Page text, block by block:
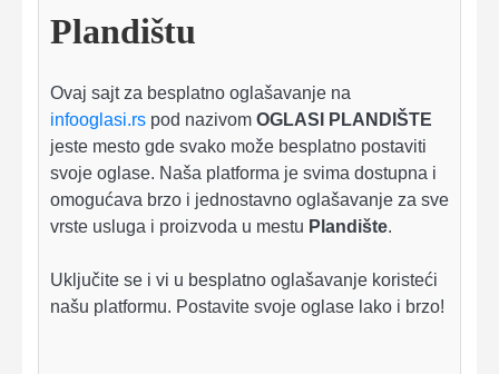
Plandištu
Ovaj sajt za besplatno oglašavanje na
infooglasi.rs pod nazivom OGLASI PLANDIŠTE
jeste mesto gde svako može besplatno postaviti
svoje oglase. Naša platforma je svima dostupna i
omogućava brzo i jednostavno oglašavanje za sve
vrste usluga i proizvoda u mestu Plandište.
Uključite se i vi u besplatno oglašavanje koristeći
našu platformu. Postavite svoje oglase lako i brzo!